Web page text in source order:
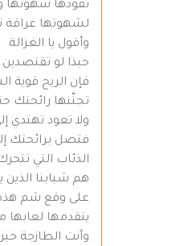
تقودها شهوتها
لشهوتها عراقة
وأقول يا الغزالة
حبذا لو
فإن الريح قوية
تجنّنها رائحتك
ولا تعود تهتدي
فتصل برائحتك
الذئاب التي
هم شبابنا
على وقع شم هذه
يتقدمها
وأنت الطازجة